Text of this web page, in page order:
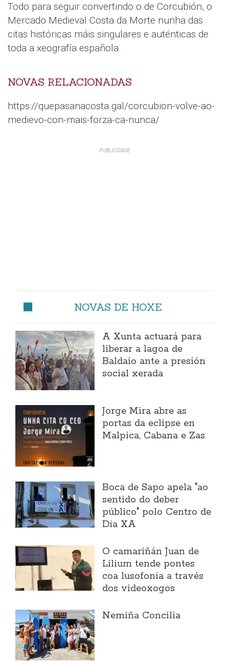
Todo para seguir convertindo o de Corcubión, o
Mercado Medieval Costa da Morte nunha das
citas históricas máis singulares e auténticas de
toda a xeografía española.
NOVAS RELACIONADAS
https://quepasanacosta.gal/corcubion-volve-ao-
medievo-con-mais-forza-ca-nunca/
NOVAS DE HOXE
A Xunta actuará para
liberar a lagoa de
Baldaio ante a presión
social xerada
Jorge Mira abre as
portas da eclipse en
Malpica, Cabana e Zas
Boca de Sapo apela "ao
sentido do deber
público" polo Centro de
Día XA
O camariñán Juan de
Lilium tende pontes
coa lusofonía a través
dos videoxogos
Nemiña Concilia